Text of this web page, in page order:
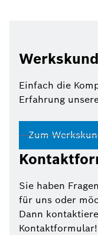
Einfach die
Erfahrung
Zum
Sie haben
für uns oder
Dann
Kontaktformular!